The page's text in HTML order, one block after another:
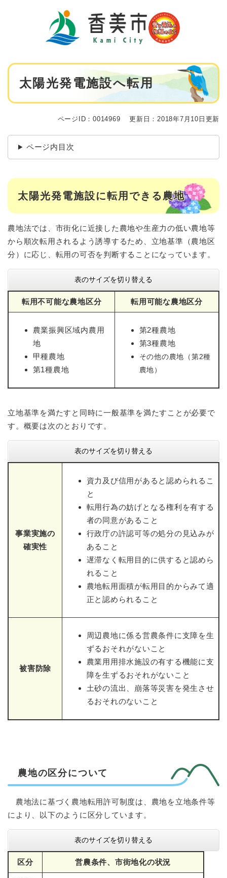
本
太陽光発電施設へ転用
ページID：0014969 更新日：2018年7月10日更新
ページ内目次
太陽光発電施設に転用できる農地
農地法では、市街化に近接した農地や生産力の低い農地等
から順次転用されるよう誘導するため、立地基準（農地区
分）に応じ、転用の可否を判断することになっています。
表のサイズを切り替える
転用不可能な農地区分 転用可能な農地区分
農業振興区域内農用
地
甲種農地
第1種農地
第2種農地
第3種農地
その他の農地（第2種
農地）
立地基準を満たすと同時に一般基準を満たすことが必要で
す。概要は次のとおりです。
表のサイズを切り替える
事業実施の
確実性
資力及び信用があると認められるこ
と
転用行為の妨げとなる権利を有する
者の同意があること
行政庁の許認可等の処分の見込みが
あること
遅滞なく転用目的に供すると認めら
れること
農地転用面積が転用目的からみて適
正と認められること
被害防除
周辺農地に係る営農条件に支障を生
ずるおそれがないこと
農業用用排水施設の有する機能に支
障を生ずるおそれがないこと
土砂の流出、崩落等災害を発生させ
るおそれのないこと
農地の区分について
農地法に基づく農地転用許可制度は、農地を立地条件等
により、以下のように区分しています。
表のサイズを切り替える
区分 営農条件、市街地化の状況